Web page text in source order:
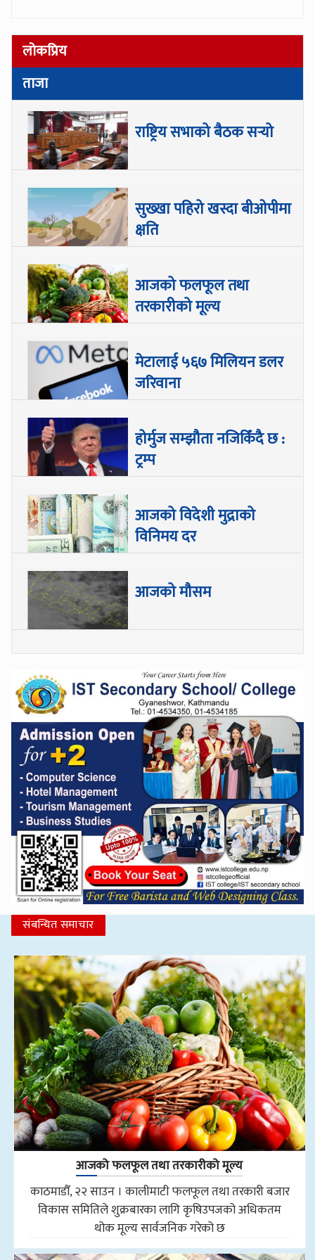
लोकप्रिय
ताजा
राष्ट्रिय सभाको बैठक सर्‍यो
सुख्खा पहिरो खस्दा बीओपीमा
क्षति
आजको फलफूल तथा
तरकारीको मूल्य
मेटालाई ५६७ मिलियन डलर
जरिवाना
होर्मुज सम्झौता नजिकिँदै छ :
ट्रम्प
आजको विदेशी मुद्राको
विनिमय दर
आजको मौसम
संबन्धित समाचार
आजको फलफूल तथा तरकारीको मूल्य
काठमाडौँ, २२ साउन । कालीमाटी फलफूल तथा तरकारी बजार
विकास समितिले शुक्रबारका लागि कृषिउपजको अधिकतम
थोक मूल्य सार्वजनिक गरेको छ